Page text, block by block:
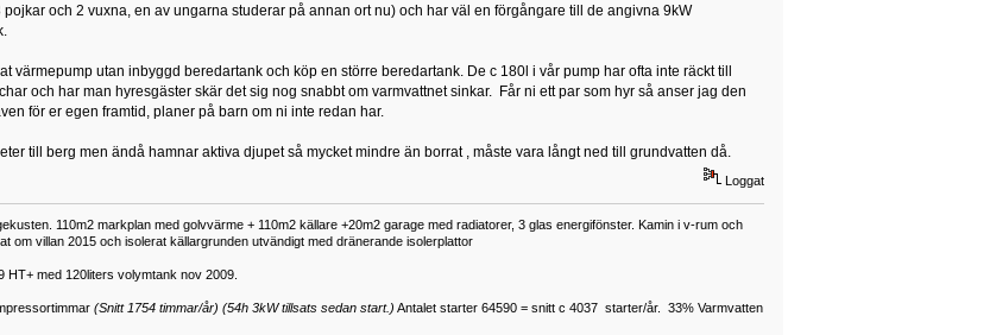
och 2 vuxna, en av ungarna studerar på annan ort nu) och har väl en förgångare till de angivna 9kW
värmepump utan inbyggd beredartank och köp en större beredartank. De c 180l i vår pump har ofta inte räckt till
och har man hyresgäster skär det sig nog snabbt om varmvattnet sinkar. Får ni ett par som hyr så anser jag den
för er egen framtid, planer på barn om ni inte redan har.
till berg men ändå hamnar aktiva djupet så mycket mindre än borrat , måste vara långt ned till grundvatten då.
Loggat
110m2 markplan med golvvärme + 110m2 källare +20m2 garage med radiatorer, 3 glas energifönster. Kamin i v-rum och
om villan 2015 och isolerat källargrunden utvändigt med dränerande isolerplattor
med 120liters volymtank nov 2009.
(Snitt 1754 timmar/år) (54h 3kW tillsats sedan start.) Antalet starter 64590 = snitt c 4037 starter/år. 33% Varmvatten